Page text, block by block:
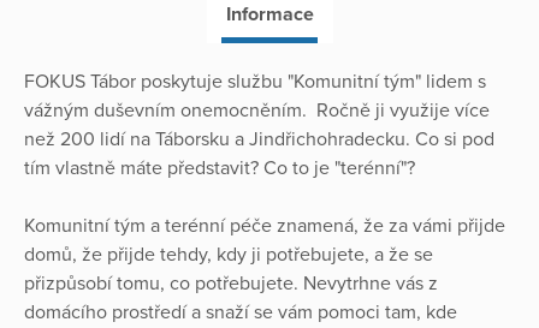
Informace
FOKUS Tábor poskytuje službu "Komunitní tým" lidem s
vážným duševním onemocněním. Ročně ji využije více
než 200 lidí na Táborsku a Jindřichohradecku. Co si pod
tím vlastně máte představit? Co to je "terénní"?
Komunitní tým a terénní péče znamená, že za vámi přijde
domů, že přijde tehdy, kdy ji potřebujete, a že se
přizpůsobí tomu, co potřebujete. Nevytrhne vás z
domácího prostředí a snaží se vám pomoci tam, kde